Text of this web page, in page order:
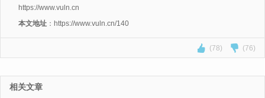
https://www.vuln.cn
本文地址 ：https://www.vuln.cn/140
(78) (76)
相关文章